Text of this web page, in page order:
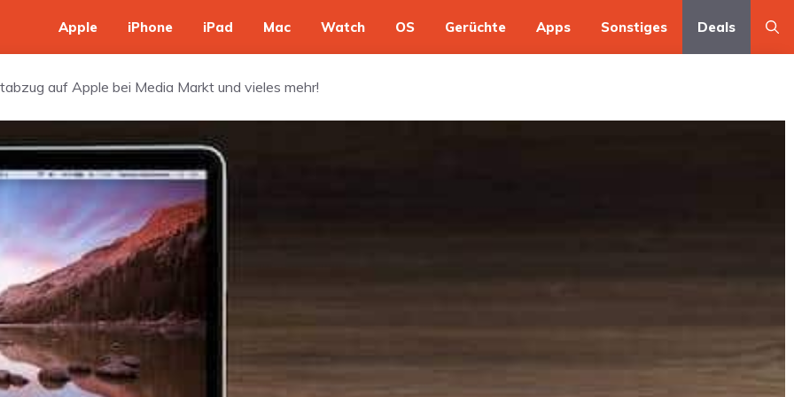
Apple iPhone iPad Mac Watch OS Gerüchte Apps Sonstiges Deals
auf Apple bei Media Markt und vieles mehr!